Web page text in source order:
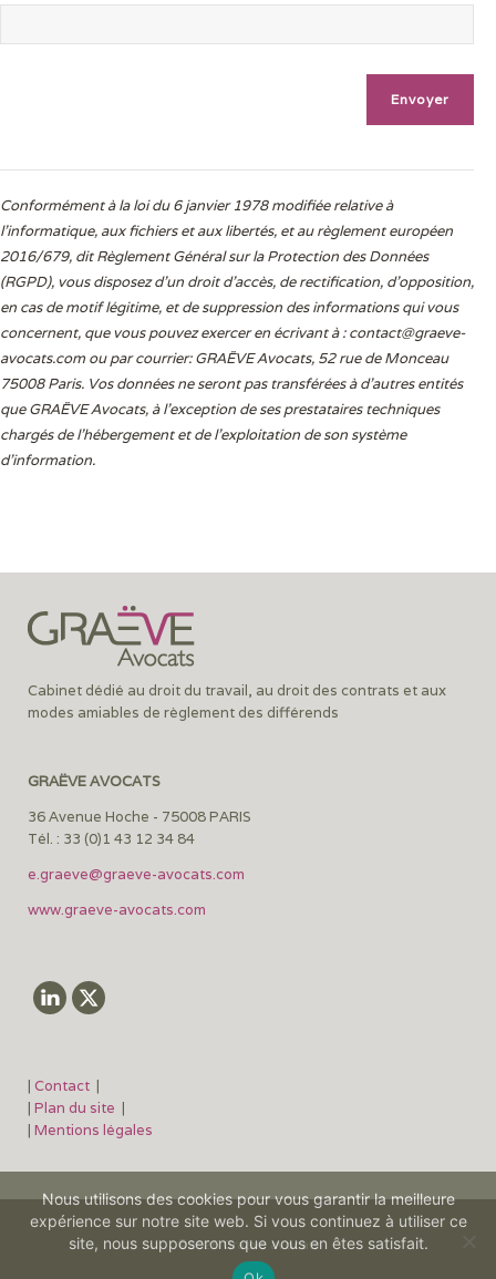
Conformément à la loi du 6 janvier 1978 modifiée relative à
l'informatique, aux fichiers et aux libertés, et au règlement européen
2016/679, dit Règlement Général sur la Protection des Données
(RGPD), vous disposez d’un droit d’accès, de rectification, d’opposition,
en cas de motif légitime, et de suppression des informations qui vous
concernent, que vous pouvez exercer en écrivant à :contact@graeve-
avocats.com ou par courrier: GRAËVE Avocats, 52 rue de Monceau
75008 Paris. Vos données ne seront pas transférées à d’autres entités
que GRAËVE Avocats, à l’exception de ses prestataires techniques
chargés de l’hébergement et de l’exploitation de son système
d’information.
Cabinet dédié au droit du travail, au droit des contrats et aux
modes amiables de règlement des différends
GRAËVE AVOCATS
36 Avenue Hoche - 75008 PARIS
Tél. : 33 (0)1 43 12 34 84
e.graeve@graeve-avocats.com
www.graeve-avocats.com
| Contact |
| Plan du site |
| Mentions légales
©2026 Graëve avocats
Nous utilisons des cookies pour vous garantir la meilleure
expérience sur notre site web. Si vous continuez à utiliser ce
site, nous supposerons que vous en êtes satisfait.